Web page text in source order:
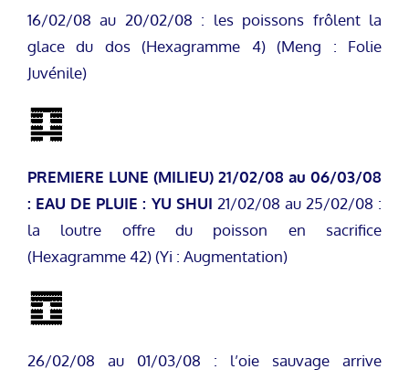
16/02/08 au 20/02/08 : les poissons frôlent la
glace du dos (Hexagramme 4) (Meng : Folie
Juvénile)
PREMIERE LUNE (MILIEU) 21/02/08 au 06/03/08
: EAU DE PLUIE : YU SHUI 21/02/08 au 25/02/08 :
la loutre offre du poisson en sacrifice
(Hexagramme 42) (Yi : Augmentation)
26/02/08 au 01/03/08 : l’oie sauvage arrive